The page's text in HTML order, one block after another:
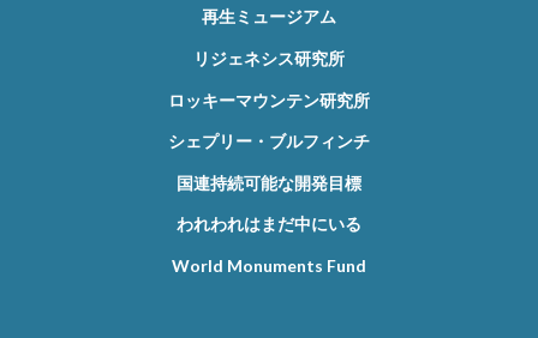
再生ミュージアム
リジェネシス研究所
ロッキーマウンテン研究所
シェプリー・ブルフィンチ
国連持続可能な開発目標
われわれはまだ中にいる
World Monuments Fund